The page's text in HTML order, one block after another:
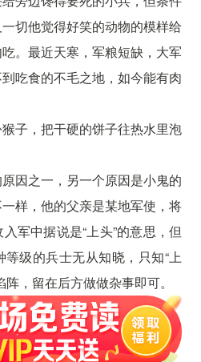
切他觉得好笑的动物的模样给
。最近天寒，军粮短缺，大军
吃食的不毛之地，如今能有肉
子，把干硬的饼子往热水里泡
因之一，另一个原因是小鬼的
样，他的父亲是某地军使，将
军中据说是“上头”的意思，但
级的兵士无从知晓，只知“上
，留在后方做做杂事即可。